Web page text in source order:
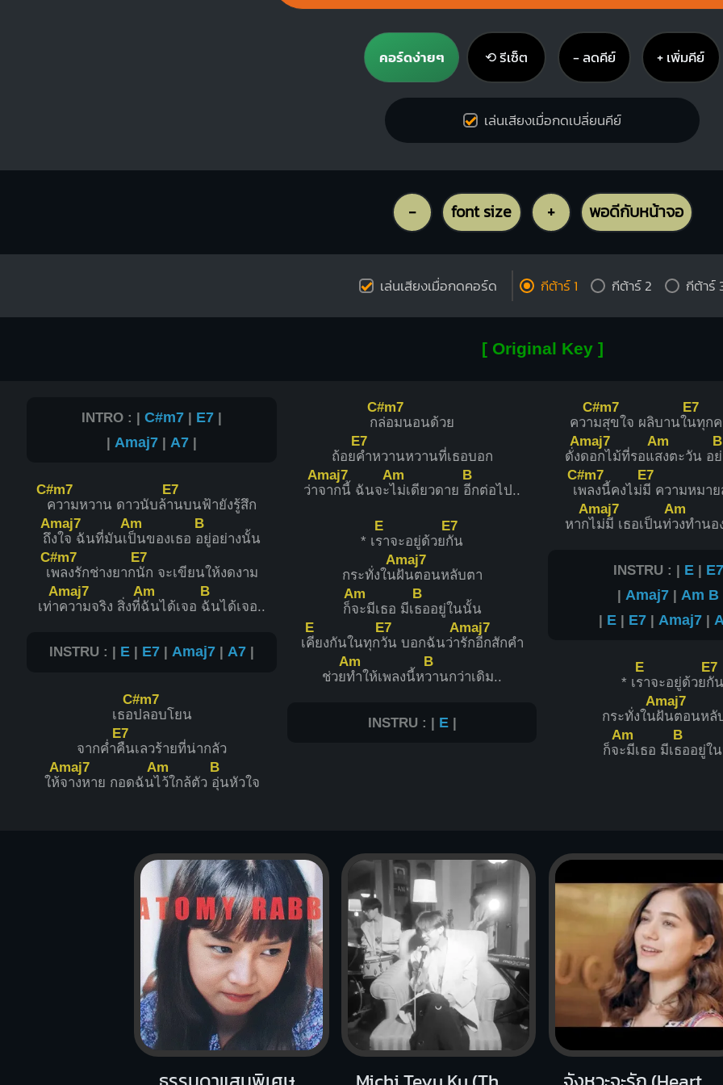
คอร์ดง่ายๆ ⟲ รีเซ็ต − ลดคีย์ + เพิ่มคีย์
เล่นเสียงเมื่อกดเปลี่ยนคีย์
- font size + พอดีกับหน้าจอ
เล่นเสียงเมื่อกดคอร์ด กีต้าร์ 1 กีต้าร์ 2 กีต้าร์
[ Original Key ]
INTRO : |C#m7 | E7 |
| Amaj7 | A7 |
C#m7
ความหวาน ดาวนับล้
E7
านบนฟ้ายังรู้สึก
ถึ
Amaj7
งใจ ฉันที่มันเ
Am
ป็นของเธอ
B
อยู่อย่างนั้น
เ
C#m7
พลงรักช่างยาก
E7
นัก จะเขียนให้งดงาม
เท่า
Amaj7
ความจริง สิ่งที่
Am
ฉันได้เจอ
B
ฉันได้เจอ..
INSTRU : | E | E7 |Amaj7 |A7 |
เธอ
C#m7
ปลอบโยน
จากค่ำ
E7
คืนเลวร้ายที่น่ากลัว
ให้
Amaj7
จางหาย กอดฉัน
Am
ไว้ใกล้ตัว
B
อุ่นหัวใจ
ก
C#m7
ล่อมนอนด้วย
ถ้อย
E7
คำหวานหวานที่เธอบอก
ว่า
Amaj7
จากนี้ ฉันจะ
Am
ไม่เดียวดาย
B
อีกต่อไป..
* เ
E
ราจะอยู่ด้วย
E7
กัน
กระทั่งใน
Amaj7
ฝันตอนหลับตา
ก็
Am
จะมีเธอ มีเ
B
ธออยู่ในนั้น
เ
E
คียงกันในทุก
E7
วัน บอกฉันว่า
Amaj7
รักอีกสักคำ
ช่วย
Am
ทำให้เพลงนี้ห
B
วานกว่าเดิม..
INSTRU : | E|
ควา
C#m7
มสุขใจ ผลิบานใ
E7
นทุกค
ดั่ง
Amaj7
ดอกไม้ที่รอแ
Am
สงตะวัน อ
B
เ
C#m7
พลงนี้คงไม่
E7
มี ความหมาย
หาก
Amaj7
ไม่มี เธอเป็นท่
Am
วงทำน
INSTRU : | E| E7
| Amaj7 | Am B
| E | E7 | Amaj7 |
* เ
E
ราจะอยู่ด้วย
E7
กัน
กระทั่งใน
Amaj7
ฝันตอนหลั
ก็จ
Am
ะมีเธอ มีเ
B
ธออยู่ใ